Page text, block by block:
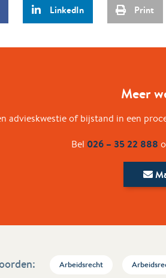
LinkedIn Print
Meer
advieskwestie of bijstand in een
Bel 026 – 35 22 888
Arbeidsrecht